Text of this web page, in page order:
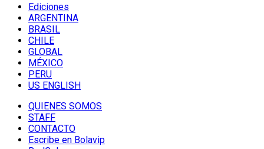
Ediciones
ARGENTINA
BRASIL
CHILE
GLOBAL
MÉXICO
PERU
US ENGLISH
QUIENES SOMOS
STAFF
CONTACTO
Escribe en Bolavip